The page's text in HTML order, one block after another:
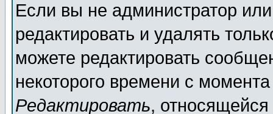
Если вы не администратор
редактировать и удалять
можете редактировать
некоторого времени с
Редактировать,